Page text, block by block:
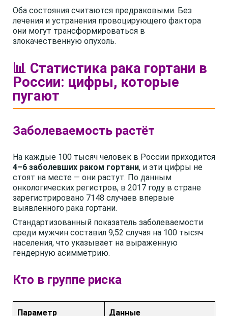
Оба состояния считаются предраковыми. Без
лечения и устранения провоцирующего фактора
они могут трансформироваться в
злокачественную опухоль.
📊 Статистика рака гортани в
России: цифры, которые
пугают
Заболеваемость растёт
На каждые 100 тысяч человек в России приходится
4–6 заболевших раком гортани, и эти цифры не
стоят на месте — они растут. По данным
онкологических регистров, в 2017 году в стране
зарегистрировано 7148 случаев впервые
выявленного рака гортани.
Стандартизованный показатель заболеваемости
среди мужчин составил 9,52 случая на 100 тысяч
населения, что указывает на выраженную
гендерную асимметрию.
Кто в группе риска
Параметр Данные